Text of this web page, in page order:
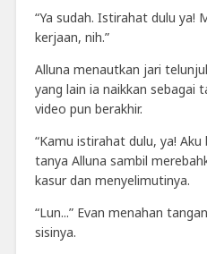
“Ya sudah. Istirahat dulu ya!
kerjaan, nih.”
Alluna menautkan jari
yang lain ia naikkan sebagai
video pun berakhir.
“Kamu istirahat dulu, ya! Aku
tanya Alluna sambil
kasur dan menyelimutinya.
“Lun...” Evan menahan
sisinya.